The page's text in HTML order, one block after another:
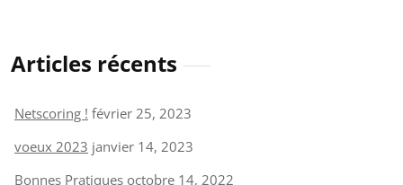
Articles récents
Netscoring ! février 25, 2023
voeux 2023 janvier 14, 2023
Bonnes Pratiques octobre 14, 2022